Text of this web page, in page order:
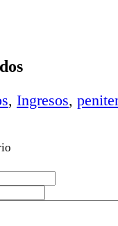
, Ingresos,